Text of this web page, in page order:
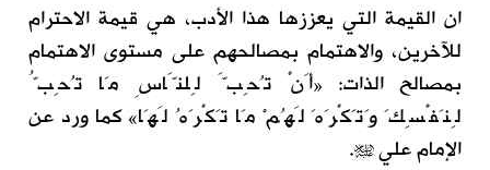
ان القيمة التي يعززها هذا الأدب، هي قيمة الاحترام
للآخرين، والاهتمام بمصالحهم على مستوى الاهتمام
بمصالح الذات: «أَنْ تُحِبَّ لِلنَّاسِ مَا تُحِبُّ
لِنَفْسِكَ وَتَكْرَهَ لَهُمْ مَا تَكْرَهُ لَهَا» كما ورد عن
الإمام علي
.